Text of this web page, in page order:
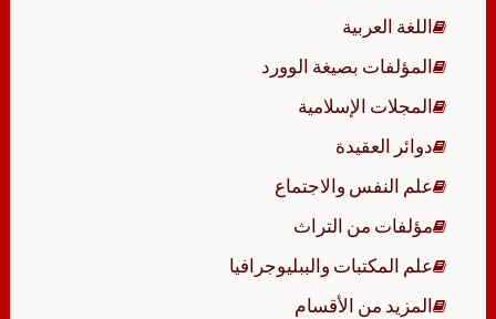
اللغة العربية
المؤلفات بصيغة الوورد
المجلات الإسلامية
دوائر العقيدة
علم النفس والاجتماع
مؤلفات من التراث
علم المكتبات والببليوجرافيا
المزيد من الأقسام